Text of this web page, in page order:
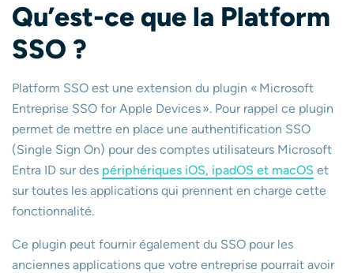
Qu’est-ce que la Platform
SSO ?
Platform SSO est une extension du plugin « Microsoft
Entreprise SSO for Apple Devices ». Pour rappel ce plugin
permet de mettre en place une authentification SSO
(Single Sign On) pour des comptes utilisateurs Microsoft
Entra ID sur des périphériques iOS, ipadOS et macOS et
sur toutes les applications qui prennent en charge cette
fonctionnalité.
Ce plugin peut fournir également du SSO pour les
anciennes applications que votre entreprise pourrait avoir